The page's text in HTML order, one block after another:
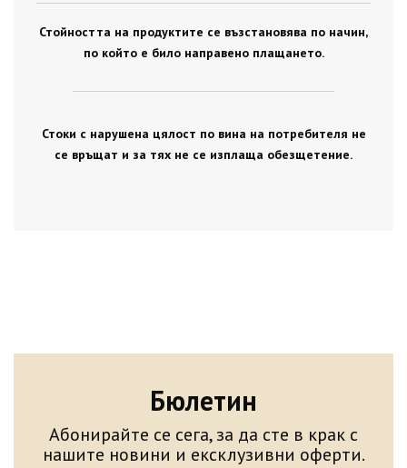
Стойността на продуктите се възстановява по начин,
по който е било направено плащането.
Стоки с нарушена цялост по вина на потребителя не
се връщат и за тях не се изплаща обезщетение.
Бюлетин
Абонирайте се сега, за да сте в крак с
нашите новини и ексклузивни оферти.